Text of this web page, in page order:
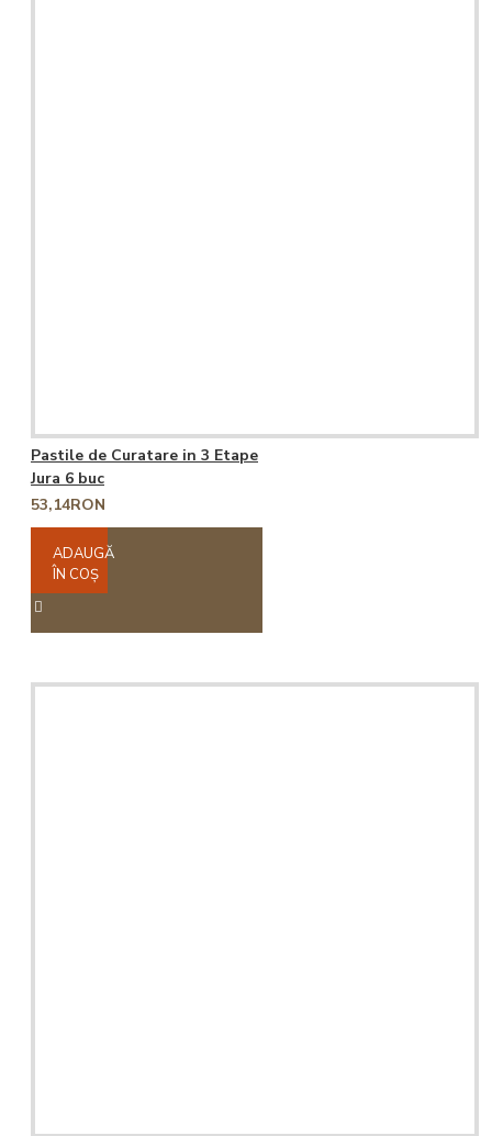
Pastile de Curatare in 3 Etape
Jura 6 buc
53,14RON
ADAUGĂ
ÎN COŞ